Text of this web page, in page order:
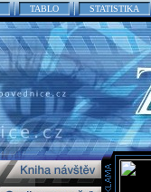
TABLO STATISTIKA